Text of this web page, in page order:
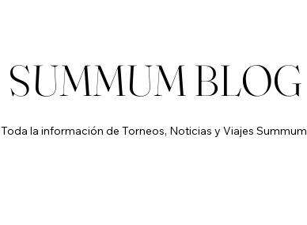
SUMMUM BLOG
Toda la información de Torneos, Noticias y Viajes Summum